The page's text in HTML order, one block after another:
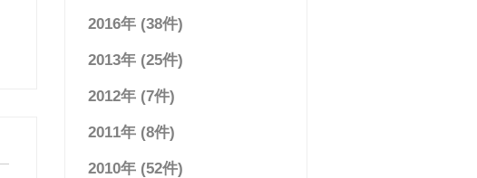
2016年 (38件)
2013年 (25件)
2012年 (7件)
2011年 (8件)
2010年 (52件)